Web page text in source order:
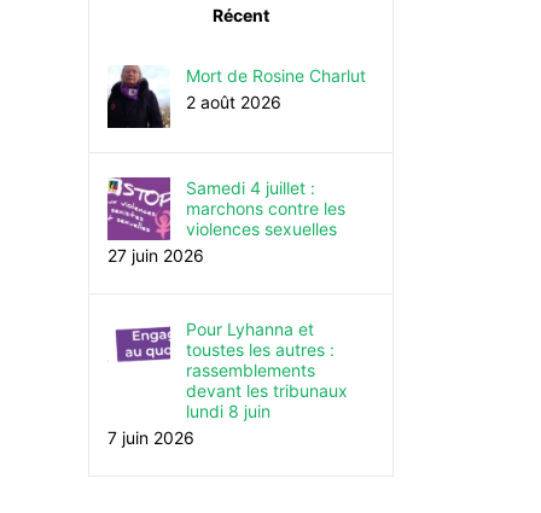
Récent
Mort de Rosine Charlut
2 août 2026
Samedi 4 juillet :
marchons contre les
violences sexuelles
27 juin 2026
Pour Lyhanna et
toustes les autres :
rassemblements
devant les tribunaux
lundi 8 juin
7 juin 2026